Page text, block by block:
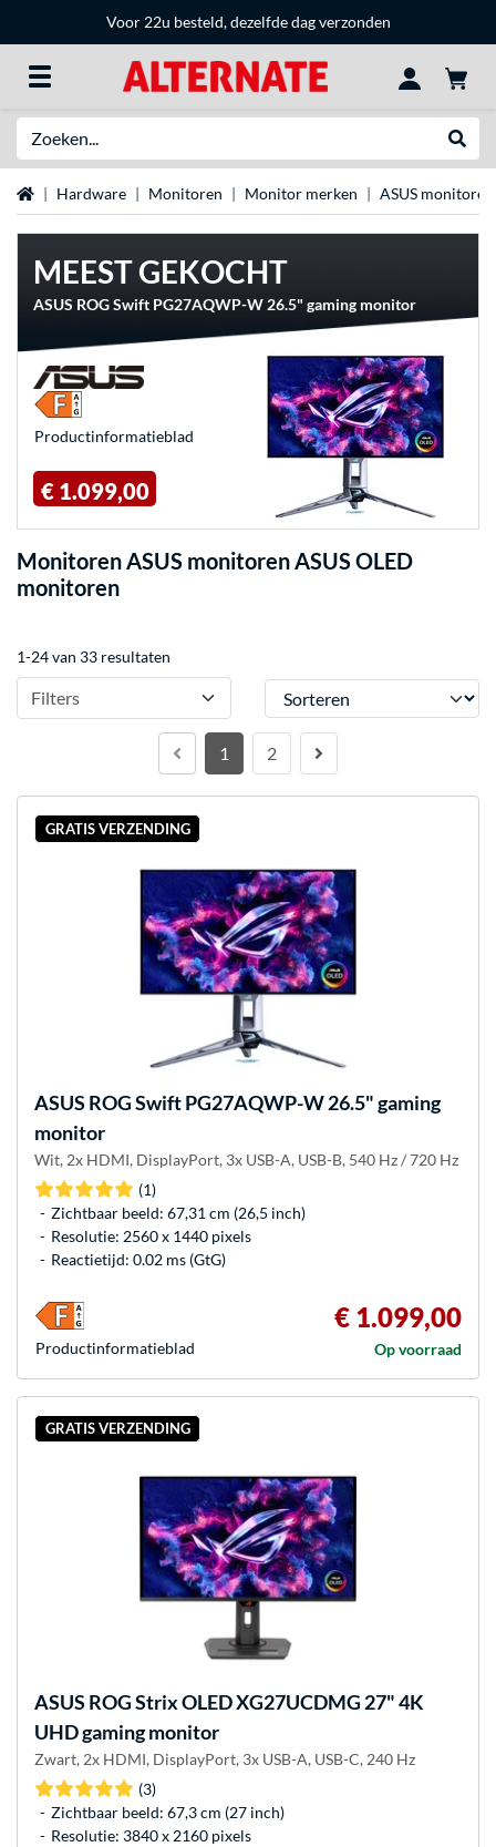
Voor 22u besteld, dezelfde dag verzonden
Home Hardware Monitoren Monitor merken ASUS monitoren
MEEST GEKOCHT
ASUS ROG Swift PG27AQWP-W 26.5" gaming monitor
Product­informatieblad
€ 1.099,00
Monitoren ASUS monitoren ASUS OLED
monitoren
1-24 van 33 resultaten
Filters Sorteren
1 2
GRATIS VERZENDING
ASUS ROG Swift PG27AQWP-W 26.5" gaming
monitor
Wit, 2x HDMI, DisplayPort, 3x USB-A, USB-B, 540 Hz / 720 Hz
(1)
Zichtbaar beeld: 67,31 cm (26,5 inch)
Resolutie: 2560 x 1440 pixels
Reactietijd: 0.02 ms (GtG)
€ 1.099,00
Op voorraad
Product­informatieblad
GRATIS VERZENDING
ASUS ROG Strix OLED XG27UCDMG 27" 4K
UHD gaming monitor
Zwart, 2x HDMI, DisplayPort, 3x USB-A, USB-C, 240 Hz
(3)
Zichtbaar beeld: 67,3 cm (27 inch)
Resolutie: 3840 x 2160 pixels